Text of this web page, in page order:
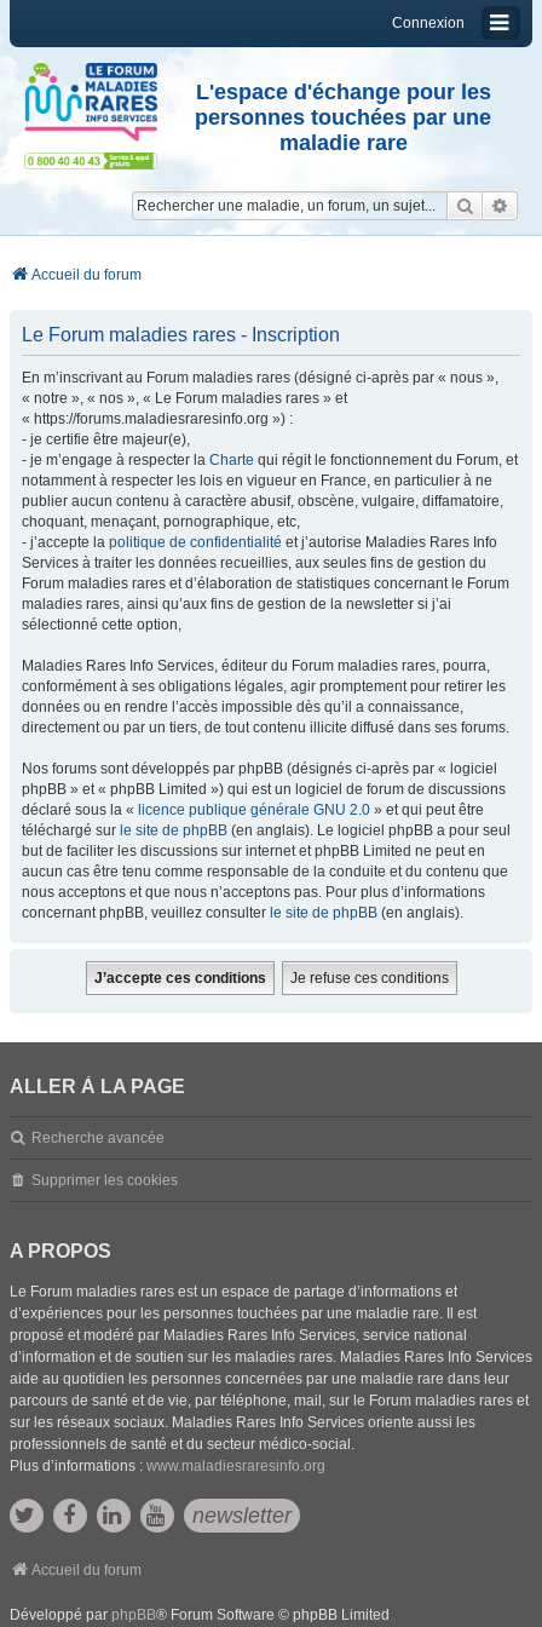
Connexion
L'espace d'échange pour les
personnes touchées par une
maladie rare
Accueil du forum
Le Forum maladies rares - Inscription
En m’inscrivant au Forum maladies rares (désigné ci-après par « nous »,
« notre », « nos », « Le Forum maladies rares » et
« https://forums.maladiesraresinfo.org ») :
- je certifie être majeur(e),
- je m’engage à respecter la Charte qui régit le fonctionnement du Forum, et
notamment à respecter les lois en vigueur en France, en particulier à ne
publier aucun contenu à caractère abusif, obscène, vulgaire, diffamatoire,
choquant, menaçant, pornographique, etc,
- j’accepte la politique de confidentialité et j’autorise Maladies Rares Info
Services à traiter les données recueillies, aux seules fins de gestion du
Forum maladies rares et d’élaboration de statistiques concernant le Forum
maladies rares, ainsi qu’aux fins de gestion de la newsletter si j’ai
sélectionné cette option,
Maladies Rares Info Services, éditeur du Forum maladies rares, pourra,
conformément à ses obligations légales, agir promptement pour retirer les
données ou en rendre l’accès impossible dès qu’il a connaissance,
directement ou par un tiers, de tout contenu illicite diffusé dans ses forums.
Nos forums sont développés par phpBB (désignés ci-après par « logiciel
phpBB » et « phpBB Limited ») qui est un logiciel de forum de discussions
déclaré sous la « licence publique générale GNU 2.0 » et qui peut être
téléchargé sur le site de phpBB (en anglais). Le logiciel phpBB a pour seul
but de faciliter les discussions sur internet et phpBB Limited ne peut en
aucun cas être tenu comme responsable de la conduite et du contenu que
nous acceptons et que nous n’acceptons pas. Pour plus d’informations
concernant phpBB, veuillez consulter le site de phpBB (en anglais).
ALLER À LA PAGE
Recherche avancée
Supprimer les cookies
A PROPOS
Le Forum maladies rares est un espace de partage d’informations et
d’expériences pour les personnes touchées par une maladie rare. Il est
proposé et modéré par Maladies Rares Info Services, service national
d’information et de soutien sur les maladies rares. Maladies Rares Info Services
aide au quotidien les personnes concernées par une maladie rare dans leur
parcours de santé et de vie, par téléphone, mail, sur le Forum maladies rares et
sur les réseaux sociaux. Maladies Rares Info Services oriente aussi les
professionnels de santé et du secteur médico-social.
Plus d’informations : www.maladiesraresinfo.org
newsletter
Accueil du forum
Développé par phpBB® Forum Software © phpBB Limited